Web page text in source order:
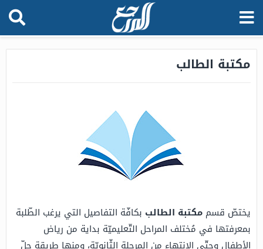
مكتبة الطالب
يختصّ قسم مكتبة الطالب بكافّة التفاصيل التي يرغب الطّلبة
بمعرفتها في مُختلف المراحل التّعليميّة بداية من رياض
الأطفال وحتّى الانتهاء من المرحلة الثّانويّة، ومنها طريقة حلّ